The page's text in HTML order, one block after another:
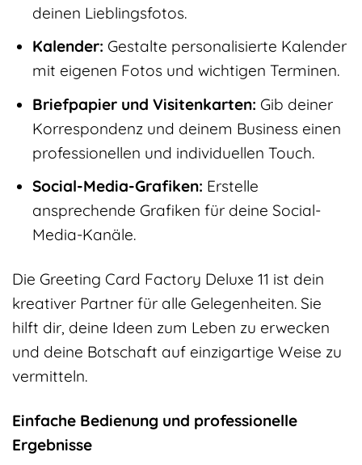
deinen Lieblingsfotos.
Kalender: Gestalte personalisierte Kalender
mit eigenen Fotos und wichtigen Terminen.
Briefpapier und Visitenkarten: Gib deiner
Korrespondenz und deinem Business einen
professionellen und individuellen Touch.
Social-Media-Grafiken: Erstelle
ansprechende Grafiken für deine Social-
Media-Kanäle.
Die Greeting Card Factory Deluxe 11 ist dein
kreativer Partner für alle Gelegenheiten. Sie
hilft dir, deine Ideen zum Leben zu erwecken
und deine Botschaft auf einzigartige Weise zu
vermitteln.
Einfache Bedienung und professionelle
Ergebnisse